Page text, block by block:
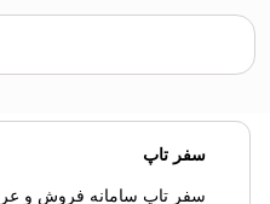
سفر تاپ
سفر تاپ سامانه فروش و